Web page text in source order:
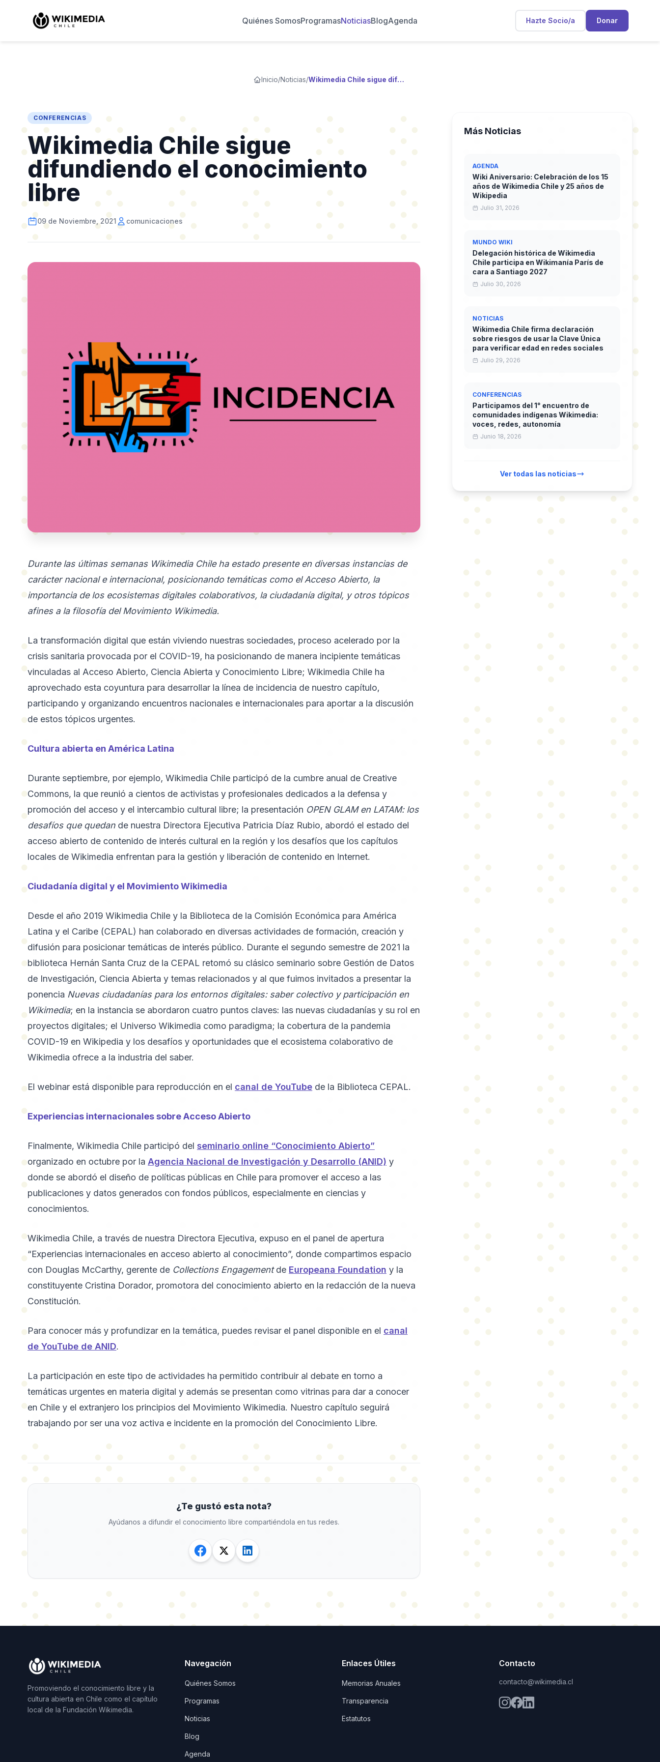
Quiénes SomosProgramasNoticiasBlogAgenda Hazte Socio/a Donar
Inicio/Noticias/ Wikimedia Chile sigue difundiendo el conocimiento libre
CONFERENCIAS
Wikimedia Chile sigue
difundiendo el conocimiento
libre
09 de Noviembre, 2021 comunicaciones
Durante las últimas semanas Wikimedia Chile ha estado presente en diversas instancias de
carácter nacional e internacional, posicionando temáticas como el Acceso Abierto, la
importancia de los ecosistemas digitales colaborativos, la ciudadanía digital, y otros tópicos
afines a la filosofía del Movimiento Wikimedia.
La transformación digital que están viviendo nuestras sociedades, proceso acelerado por la
crisis sanitaria provocada por el COVID-19, ha posicionando de manera incipiente temáticas
vinculadas al Acceso Abierto, Ciencia Abierta y Conocimiento Libre; Wikimedia Chile ha
aprovechado esta coyuntura para desarrollar la línea de incidencia de nuestro capítulo,
participando y organizando encuentros nacionales e internacionales para aportar a la discusión
de estos tópicos urgentes.
Cultura abierta en América Latina
Durante septiembre, por ejemplo, Wikimedia Chile participó de la cumbre anual de Creative
Commons, la que reunió a cientos de activistas y profesionales dedicados a la defensa y
promoción del acceso y el intercambio cultural libre; la presentación OPEN GLAM en LATAM: los
desafíos que quedan de nuestra Directora Ejecutiva Patricia Díaz Rubio, abordó el estado del
acceso abierto de contenido de interés cultural en la región y los desafíos que los capítulos
locales de Wikimedia enfrentan para la gestión y liberación de contenido en Internet.
Ciudadanía digital y el Movimiento Wikimedia
Desde el año 2019 Wikimedia Chile y la Biblioteca de la Comisión Económica para América
Latina y el Caribe (CEPAL) han colaborado en diversas actividades de formación, creación y
difusión para posicionar temáticas de interés público. Durante el segundo semestre de 2021 la
biblioteca Hernán Santa Cruz de la CEPAL retomó su clásico seminario sobre Gestión de Datos
de Investigación, Ciencia Abierta y temas relacionados y al que fuimos invitados a presentar la
ponencia Nuevas ciudadanías para los entornos digitales: saber colectivo y participación en
Wikimedia; en la instancia se abordaron cuatro puntos claves: las nuevas ciudadanías y su rol en
proyectos digitales; el Universo Wikimedia como paradigma; la cobertura de la pandemia
COVID-19 en Wikipedia y los desafíos y oportunidades que el ecosistema colaborativo de
Wikimedia ofrece a la industria del saber.
El webinar está disponible para reproducción en el canal de YouTube de la Biblioteca CEPAL.
Experiencias internacionales sobre Acceso Abierto
Finalmente, Wikimedia Chile participó del seminario online “Conocimiento Abierto”
organizado en octubre por la Agencia Nacional de Investigación y Desarrollo (ANID) y
donde se abordó el diseño de políticas públicas en Chile para promover el acceso a las
publicaciones y datos generados con fondos públicos, especialmente en ciencias y
conocimientos.
Wikimedia Chile, a través de nuestra Directora Ejecutiva, expuso en el panel de apertura
“Experiencias internacionales en acceso abierto al conocimiento”, donde compartimos espacio
con Douglas McCarthy, gerente de Collections Engagementde Europeana Foundation y la
constituyente Cristina Dorador, promotora del conocimiento abierto en la redacción de la nueva
Constitución.
Para conocer más y profundizar en la temática, puedes revisar el panel disponible en el canal
de YouTube de ANID.
La participación en este tipo de actividades ha permitido contribuir al debate en torno a
temáticas urgentes en materia digital y además se presentan como vitrinas para dar a conocer
en Chile y el extranjero los principios del Movimiento Wikimedia. Nuestro capítulo seguirá
trabajando por ser una voz activa e incidente en la promoción del Conocimiento Libre.
¿Te gustó esta nota?
Ayúdanos a difundir el conocimiento libre compartiéndola en tus redes.
Más Noticias
AGENDA
Wiki Aniversario: Celebración de los 15
años de Wikimedia Chile y 25 años de
Wikipedia
Julio 31, 2026
MUNDO WIKI
Delegación histórica de Wikimedia
Chile participa en Wikimanía París de
cara a Santiago 2027
Julio 30, 2026
NOTICIAS
Wikimedia Chile firma declaración
sobre riesgos de usar la Clave Única
para verificar edad en redes sociales
Julio 29, 2026
CONFERENCIAS
Participamos del 1° encuentro de
comunidades indígenas Wikimedia:
voces, redes, autonomía
Junio 18, 2026
Ver todas las noticias
Promoviendo el conocimiento libre y la
cultura abierta en Chile como el capítulo
local de la Fundación Wikimedia.
Navegación
Quiénes Somos
Programas
Noticias
Blog
Agenda
Enlaces Útiles
Memorias Anuales
Transparencia
Estatutos
Contacto
contacto@wikimedia.cl